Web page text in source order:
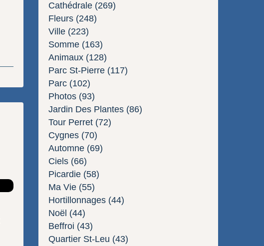
Cathédrale (269)
Fleurs (248)
Ville (223)
Somme (163)
Animaux (128)
Parc St-Pierre (117)
Parc (102)
Photos (93)
Jardin Des Plantes (86)
Tour Perret (72)
Cygnes (70)
Automne (69)
Ciels (66)
Picardie (58)
Ma Vie (55)
Hortillonnages (44)
Noël (44)
Beffroi (43)
Quartier St-Leu (43)